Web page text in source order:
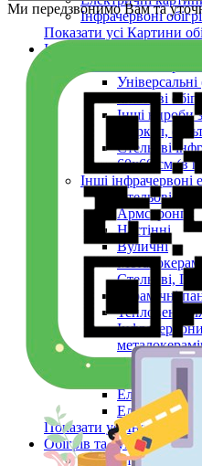
Інфрачервоні
Показати усі Картини
Інфрачервоні електричні
Плівкові
Універсальні
плівкові
Інші вироби з
дзеркал,
Стельові
60х60 см (в
Інші інфрачервоні
Стельові
Армстронг
Настінні
Вуличні
Стельові,
Керамічні
см 750 Вт
Електричні
Показати усі
Обігрів та сушіння
Взуття та одяг з
Ми передзвонимо Вам та